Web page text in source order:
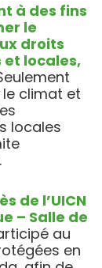
à des fins
le
droits
locales,
climat et
locales
.
de l’UICN
– Salle de
au
en